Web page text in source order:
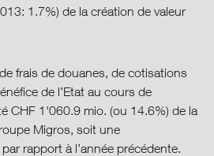
1.7%) de la création de valeur
frais de douanes, de cotisations
de l’Etat au cours de
CHF 1'060.9 mio. (ou 14.6%) de la
Migros, soit une
rapport à l’année précédente.